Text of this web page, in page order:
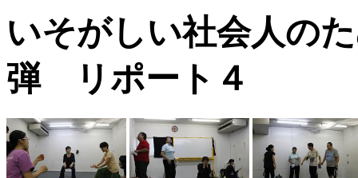
いそがしい社会人の
弾 リポート４